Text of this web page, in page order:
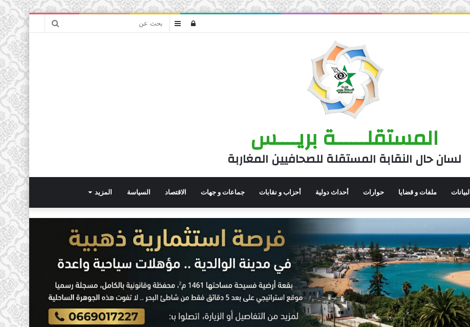
بحث
عمودتسجيل
المستقلــــــة بريــــس
لسان حال النقابة المستقلة للصحافيين المغاربة
البيانات ملفات و قضايا حوارات أحداث دولية أحزاب و نقابات جماعات و جهات الاقتصاد السياسة المزيد